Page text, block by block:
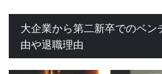
大企業から第二新卒でのベン
由や退職理由